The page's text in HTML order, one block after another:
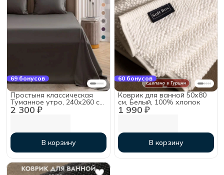
69 бонусов
2 300 ₽
Простыня классическая
Туманное утро, 240х260 см,
мако-сатин
В корзину
60 бонусов
1 990 ₽
Коврик для ванной 50х80
см, Белый, 100% хлопок
В корзину